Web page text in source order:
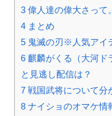
3 偉人達の偉大さって。
4 まとめ
5 鬼滅の刃※人気アイ
6 麒麟がくる（大河ド
と見逃し配信は？
7 戦国武将について分
8 ナイショのオマケ情